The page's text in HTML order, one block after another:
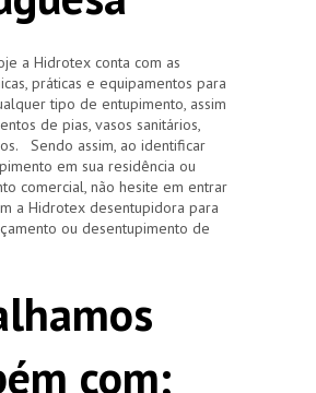
a Hidrotex conta com as
práticas e equipamentos para
tipo de entupimento, assim
de pias, vasos sanitários,
Sendo assim, ao identificar
em sua residência ou
comercial, não hesite em entrar
a Hidrotex desentupidora para
ou desentupimento de
com;